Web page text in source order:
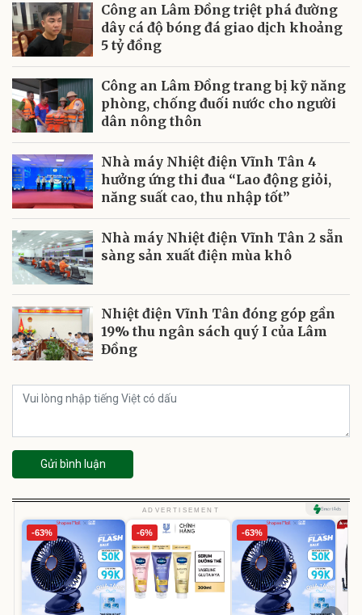
Công an Lâm Đồng triệt phá đường
dây cá độ bóng đá giao dịch khoảng
5 tỷ đồng
Công an Lâm Đồng trang bị kỹ năng
phòng, chống đuối nước cho người
dân nông thôn
Nhà máy Nhiệt điện Vĩnh Tân 4
hưởng ứng thi đua “Lao động giỏi,
năng suất cao, thu nhập tốt”
Nhà máy Nhiệt điện Vĩnh Tân 2 sẵn
sàng sản xuất điện mùa khô
Nhiệt điện Vĩnh Tân đóng góp gần
19% thu ngân sách quý I của Lâm
Đồng
Gửi bình luận
ADVERTISEMENT
-63% -6% -63%